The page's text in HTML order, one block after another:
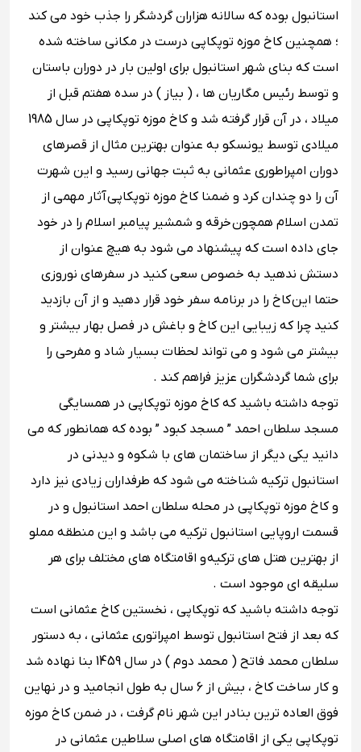
استانبول بوده که سالانه هزاران گردشگر را جذب خود می کند
؛ همچنین کاخ موزه توپکاپی درست در مکانی ساخته شده
است که بنای شهر استانبول برای اولین بار در دوران باستان
و توسط رئیس مگاریان‌ ها ، ( بیاز ) در سده‌ هفتم قبل از
میلاد ، در آن قرار گرفته شد و کاخ موزه توپکاپی در سال 1985
میلادی توسط یونسکو به عنوان بهترین مثال از قصرهای
دوران امپراطوری عثمانی به ثبت جهانی رسید و این شهرت
آن را دو چندان کرد و ضمنا کاخ موزه توپکاپی آثار مهمی از
تمدن اسلام همچونخرقه و شمشیر پیامبر اسلام را در خود
جای داده است که پیشنهاد می شود به هیچ عنوان از
دستش ندهید به خصوص سعی کنید در سفرهای نوروزی
حتما این کاخ را در برنامه سفر خود قرار دهید و از آن بازدید
کنید چرا که زیبایی این کاخ و باغش در فصل بهار بیشتر و
بیشتر می شود و می تواند لحظات بسیار شاد و مفرحی را
برای شما گردشگران عزیز فراهم کند .
توجه داشته باشید که کاخ موزه توپکاپی در همسایگی
مسجد سلطان احمد ” مسجد کبود ” بوده که همانطور که می
دانید یکی دیگر از ساختمان های با شکوه و دیدنی در
استانبول ترکیه شناخته می شود که طرفداران زیادی نیز دارد
و کاخ موزه توپکاپی در محله سلطان احمد استانبول و در
قسمت اروپایی استانبول ترکیه می باشد و این منطقه مملو
از بهترین هتل های ترکیه و اقامتگاه های مختلف برای هر
سلیقه ای موجود است .
توجه داشته باشید که توپکاپی ، نخستین کاخ عثمانی است
که بعد از فتح استانبول توسط امپراتوری عثمانی ، به دستور
سلطان محمد فاتح ( محمد دوم ) در سال 1459 بنا نهاده شد
و کار ساخت کاخ ، بیش از 6 سال به طول انجامید و در نهاین
فوق العاده ترین بنادر این شهر نام گرفت ، در ضمن کاخ موزه
توپکاپی یکی از اقامتگاه های اصلی سلاطین عثمانی در